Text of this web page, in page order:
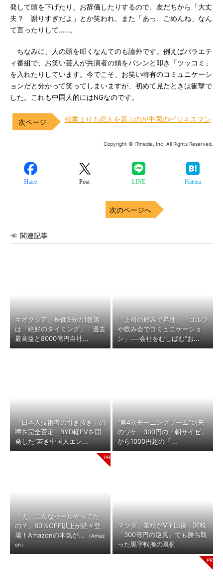
発して頭を下げたり、お辞儀したりするので、友だちから「大丈
夫？ 謝りすぎだよ」とか笑われ、また「あっ、ごめんね」なん
て言ったりして……。
ちなみに、人の頭を叩くなんてのも論外です。例えばバラエテ
ィ番組で、お笑い芸人が共演者の頭をパシンと叩き「ツッコミ」
を入れたりしています。今でこそ、お笑い特有のコミュニケーシ
ョンだと分かって笑ってしまいますが、初めて見たときは衝撃で
した。これも中国人的にはNGなのです。
残業よりも恋人を選ぶのが中国のビジネスマン
Copyright © ITmedia, Inc. All Rights Reserved.
Share Post LINE Hatena
次のページへ
関連記事
キオクシア、株価3分の1急落
は「絶好のタイミング」 過去
最高益と8000億円自社...
「上司の好みで昇進」「ゴルフ
や飲み会でコミュニケーショ
ン」──会社をむしばむ“お...
「日本人技術者の引き抜き」の
噂を完全否定 BYD軽EVを開
発した“若き中国人エン...
“第4次モーニングブーム”到来
のワケ 300円の「朝サイゼ」
から1000円超の「...
「え、こんなセールやってた
の？」80％OFF以上が続々登
場！Amazonの本気が...
（Amaz
on）
マツダ、業績がV字回復 関税
「300億円の逆風」でも勝ち取
った黒字転換の裏側